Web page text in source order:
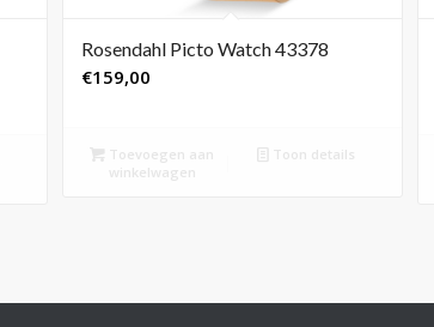
Rosendahl Picto Watch 43378
€159,00
Toevoegen aan
winkelwagen
Toon details